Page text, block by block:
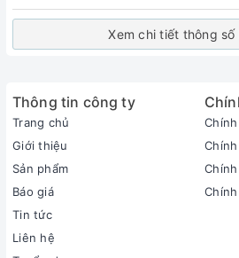
Xem chi tiết thông
Thông tin công ty
Trang chủ
Giới thiệu
Sản phẩm
Báo giá
Tin tức
Liên hệ